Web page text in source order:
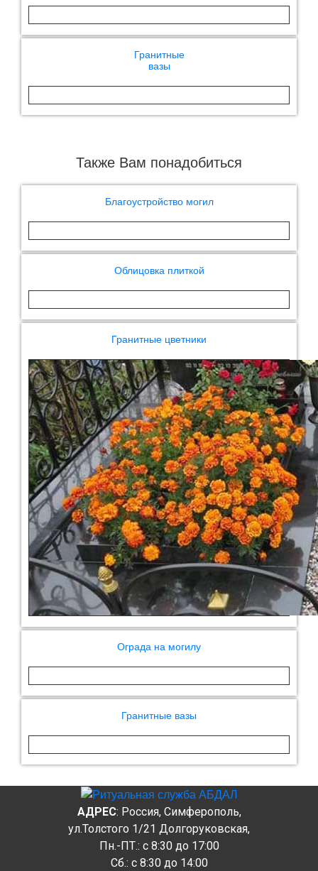
Гранитные
вазы
Также Вам понадобиться
Благоустройство могил
Облицовка плиткой
Гранитные цветники
Ограда на могилу
Гранитные вазы
АДРЕС: Россия, Симферополь,
ул.Толстого 1/21 Долгоруковская,
Пн.-ПТ.: c 8:30 до 17:00
Сб.: c 8:30 до 14:00